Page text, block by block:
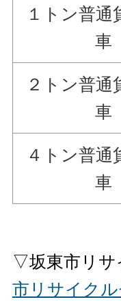
１トン普通
車
２トン普通
車
４トン普通
車
▽坂東市リ
市リサイク